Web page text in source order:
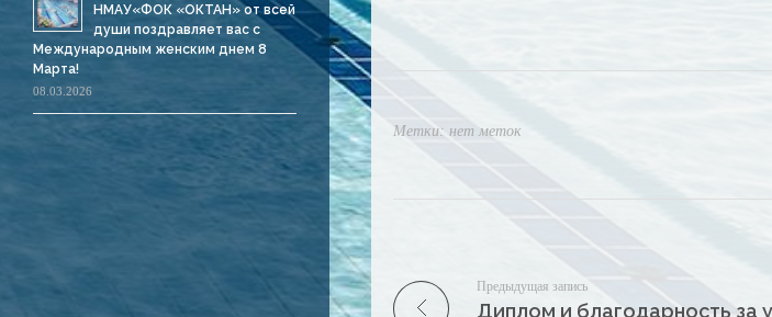
Метки: нет меток
Предыдущая запись
НМАУ«ФОК «ОКТАН» от всей
души поздравляет вас с
Международным женским днем 8
Марта!
08.03.2026